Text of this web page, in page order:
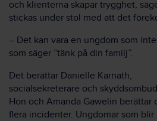
och klienterna skapar trygghet,
stickas under stol med att det
– Det kan vara en ungdom som
som säger ”tänk på din familj”.
Det berättar Danielle Karnath,
socialsekreterare och
Hon och Amanda Gawelin berättar
flera incidenter. Ungdomar som blir